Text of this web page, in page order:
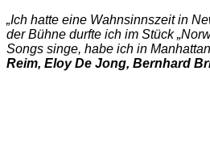
„Ich hatte eine Wahnsinnszeit in
der Bühne durfte ich im Stück
Songs singe, habe ich in
Reim, Eloy De Jong, Bernhard